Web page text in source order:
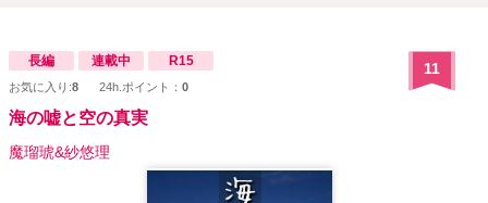
長編 連載中 R15
お気に入り:8 24h.ポイント： 0
11
海の嘘と空の真実
魔瑠琥&紗悠理